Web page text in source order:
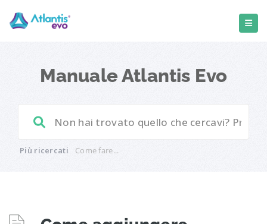
Manuale Atlantis Evo
Più ricercati Come fare...